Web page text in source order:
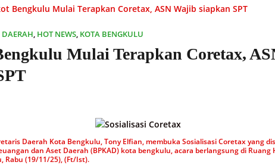
Bengkulu Mulai Terapkan Coretax, ASN Wajib siapkan SPT
DAERAH, HOT NEWS, KOTA BENGKULU
Mulai Terapkan Coretax,
Daerah Kota Bengkulu, Tony Elfian, membuka Sosialisasi Coretax yang
dan Aset Daerah (BPKAD) kota bengkulu, acara berlangsung di Ruang
Rabu (19/11/25), (Ft/Ist).